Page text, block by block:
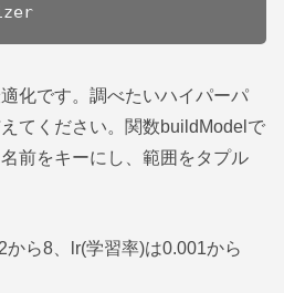
化です。調べたいハイパーパ
てください。関数buildModelで
前をキーにし、範囲をタプル
ら8、lr(学習率)は0.001から